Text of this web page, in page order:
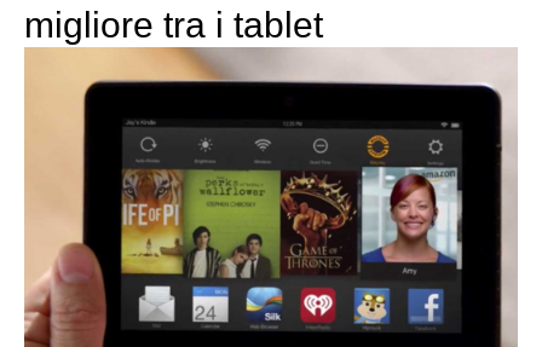
migliore tra i tablet